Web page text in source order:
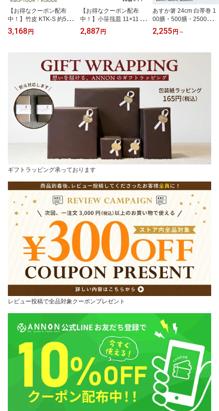
【お得なクーポン配布
中！】竹皮 KTK-S 約500
g 約95〜105枚（0682
0）竹 皮 使い捨て 業務用
行楽 おむすび おにぎり
和菓子 デリバリー 中華
和風 和食 ハイキング 運
動会 行事 寿司 敷き 器 容
器 包装 飲食店 レストラ
3,168円
【お得なクーポン配布
中！】小笹筏皿 11×11cm
10個セット（05153）お
刺身 刺身盛り 肉盛り 盛
居酒屋 レストラン 天然
素材 店舗用品 高級感 料
理演出
2,887円
あすか箸 24cm 白帯巻 1
00膳・500膳・2500膳
割箸（ASUKABASI）割
り箸 わりばし 使い捨て
店舗用 飲食店 旅館 ホテ
ル テイクアウト お持ち
帰り 弁当 行楽 祭 屋台 イ
ベント アウトドア キャ
め買い 大量 大容量 シン
プル
2,255円 ～
ギフトラッピング承っております
レビュー投稿で全品対象クーポンプレゼント